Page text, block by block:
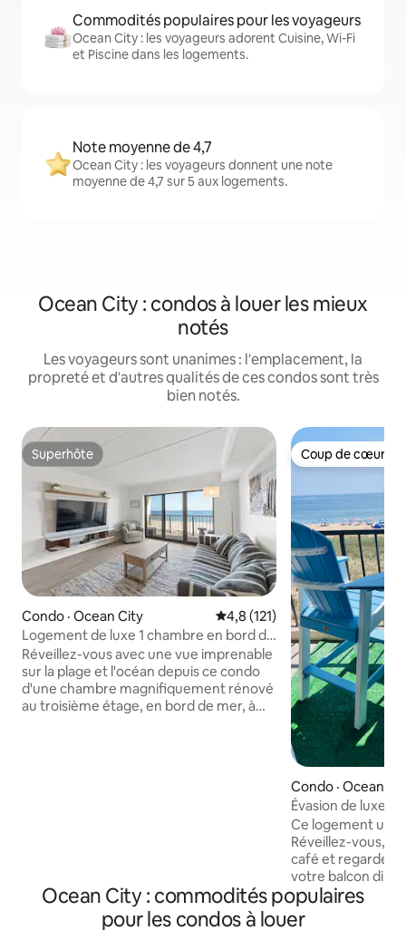
Commodités populaires pour les voyageurs
Ocean City : les voyageurs adorent Cuisine, Wi-Fi
et Piscine dans les logements.
Note moyenne de 4,7
Ocean City : les voyageurs donnent une note
moyenne de 4,7 sur 5 aux logements.
Ocean City : condos à louer les mieux
notés
Les voyageurs sont unanimes : l'emplacement, la
propreté et d'autres qualités de ces condos sont très
bien notés.
Superhôte
Superhôte
Condo · Ocean City Note moyenne de 4,8 sur 5,
4,8 (121)
Logement de luxe 1 chambre en bord de
mer | Piscine, spa, terrasse ensoleillée
Réveillez-vous avec une vue imprenable
sur la plage et l'océan depuis ce condo
d'une chambre magnifiquement rénové
au troisième étage, en bord de mer, à
et comprend une chambre avec très
grand lit, un divan-lit à grande taille,
1,5 salle de bain, une cuisine rénovée, un
Coup de cœur
Coup de cœur
Condo · Ocean
Évasion de luxe
Ce logement
Réveillez-vous,
café et regardez
votre balcon
est située à quelques pas.
marche de
boutiques ! Ce condo d'une chambre
Ocean City : commodités populaires
pour les condos à louer